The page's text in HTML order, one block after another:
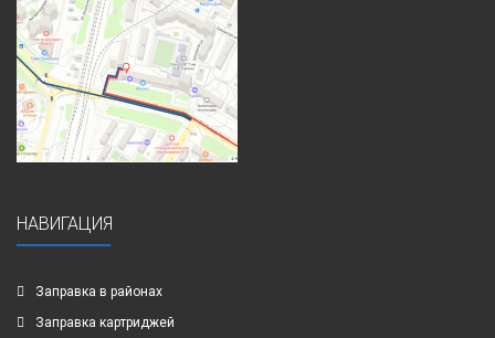
НАВИГАЦИЯ
Заправка в районах
Заправка картриджей